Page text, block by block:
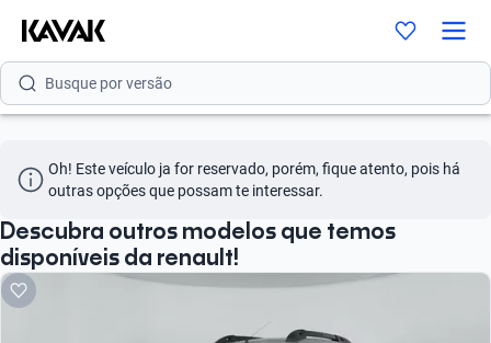
Busque por modelo
Busque por versão
Busque por marca
Busque por modelo
Busque por versão
Oh! Este veículo ja for reservado, porém, fique atento, pois há
outras opções que possam te interessar.
Descubra outros modelos que temos
disponíveis da renault!